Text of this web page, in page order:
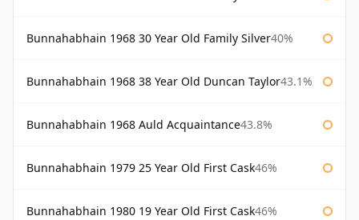
Bunnahabhain 1968 30 Year Old Family Silver40%
Bunnahabhain 1968 38 Year Old Duncan Taylor43.1%
Bunnahabhain 1968 Auld Acquaintance43.8%
Bunnahabhain 1979 25 Year Old First Cask46%
Bunnahabhain 1980 19 Year Old First Cask46%